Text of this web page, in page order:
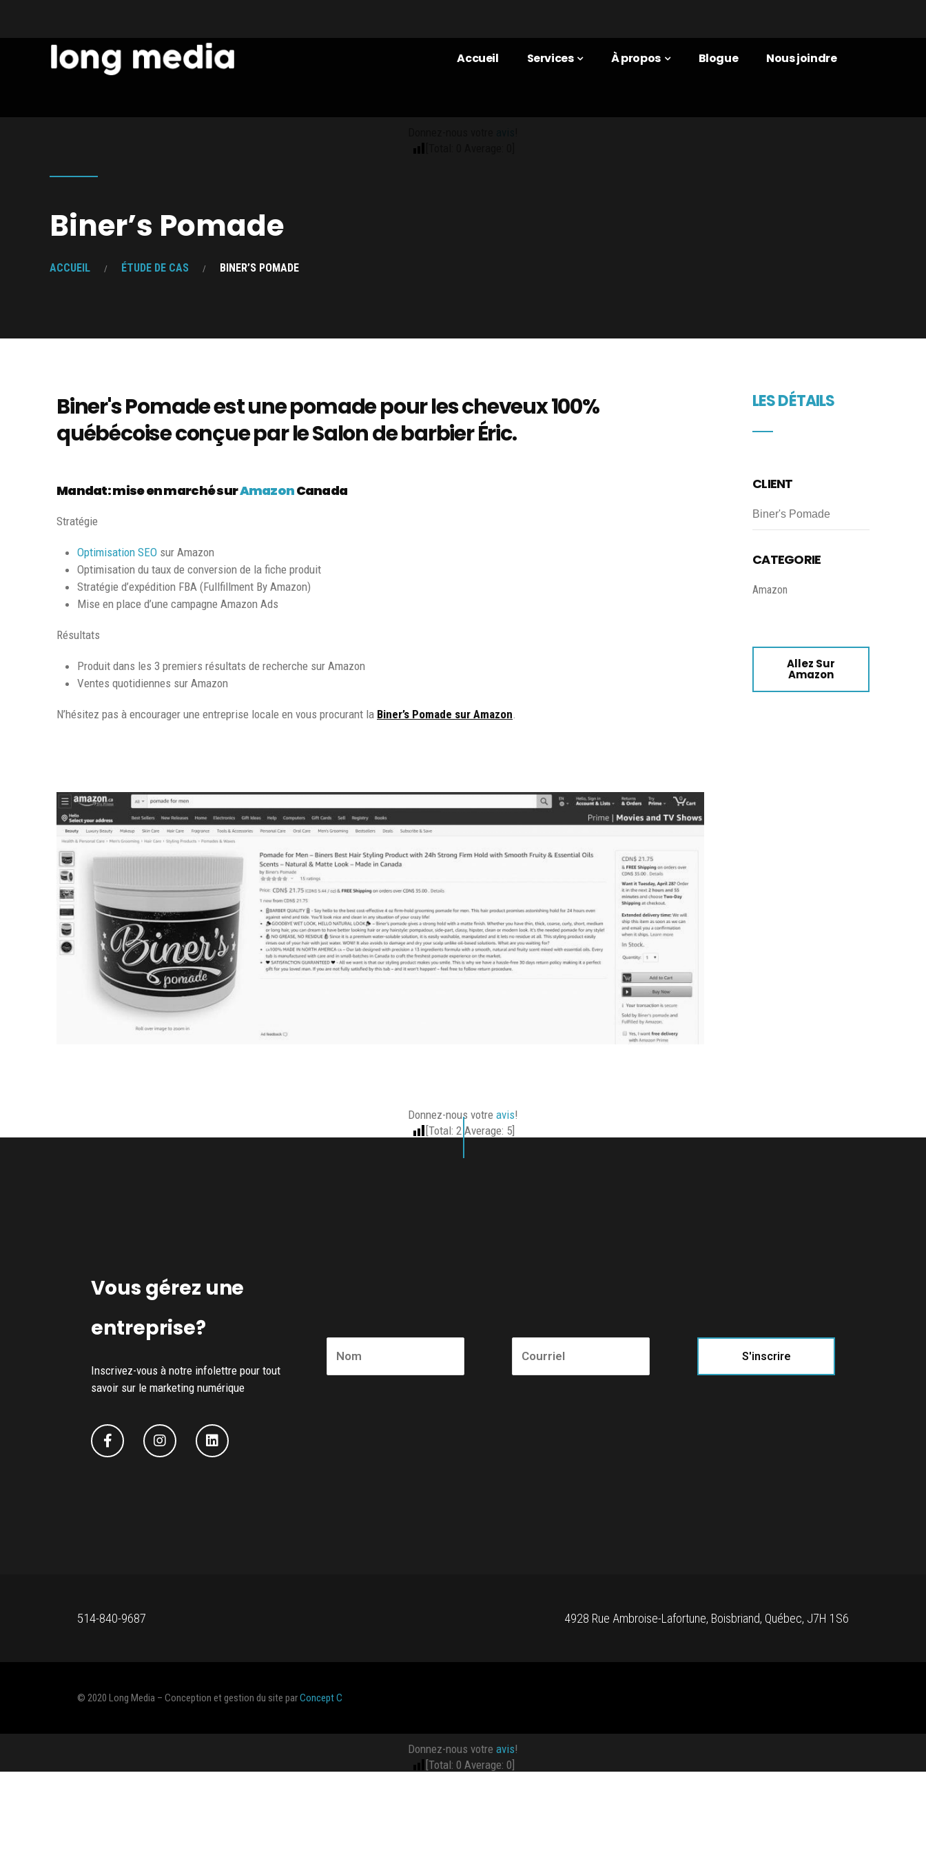
Accueil Services À propos Blogue Nous joindre
Biner’s Pomade
ACCUEIL ÉTUDE DE CAS BINER’S POMADE
Biner's Pomade est une pomade pour les cheveux 100%
québécoise conçue par le Salon de barbier Éric.
Mandat: mise en marché surAmazonCanada
Stratégie
Optimisation SEO sur Amazon
Optimisation du taux de conversion de la fiche produit
Stratégie d’expédition FBA (Fullfillment By Amazon)
Mise en place d’une campagne Amazon Ads
Résultats
Produit dans les 3 premiers résultats de recherche sur Amazon
Ventes quotidiennes sur Amazon
N’hésitez pas à encourager une entreprise locale en vous procurant la Biner’s Pomade sur Amazon.
LES DÉTAILS
CLIENT
Biner's Pomade
CATEGORIE
Amazon
Allez Sur
Amazon
Donnez-nous votre avis!
[Total: 2Average: 5]
Vous gérez une
entreprise?
Inscrivez-vous à notre infolettre pour tout
savoir sur le marketing numérique
514-840-9687 4928 Rue Ambroise-Lafortune, Boisbriand, Québec, J7H 1S6
© 2020 Long Media – Conception et gestion du site parConcept C
Donnez-nous votre avis!
[Total: 0 Average: 0